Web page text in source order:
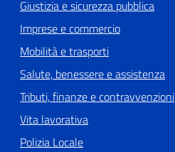
Giustizia e sicurezza pubblica
Imprese e commercio
Mobilità e trasporti
Salute, benessere e assistenza
Tributi, finanze e contravvenzioni
Vita lavorativa
Polizia Locale